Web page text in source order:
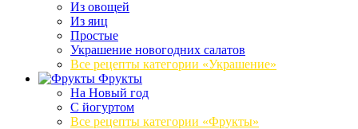
Из овощей
Из яиц
Простые
Украшение новогодних салатов
Все рецепты категории «Украшение»
Фрукты
На Новый год
С йогуртом
Все рецепты категории «Фрукты»